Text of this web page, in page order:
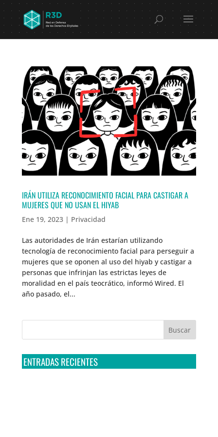
IRÁN UTILIZA RECONOCIMIENTO FACIAL PARA CASTIGAR A
MUJERES QUE NO USAN EL HIYAB
Ene 19, 2023| Privacidad
Las autoridades de Irán estarían utilizando
tecnología de reconocimiento facial para perseguir a
mujeres que se oponen al uso del hiyab y castigar a
personas que infrinjan las estrictas leyes de
moralidad en el país teocrático, informó Wired. El
año pasado, el...
ENTRADAS RECIENTES